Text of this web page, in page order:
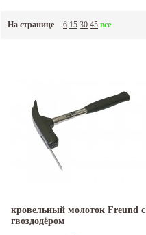
На странице 6 15 30 45 все
кровельный молоток Freund с
гвоздодёром